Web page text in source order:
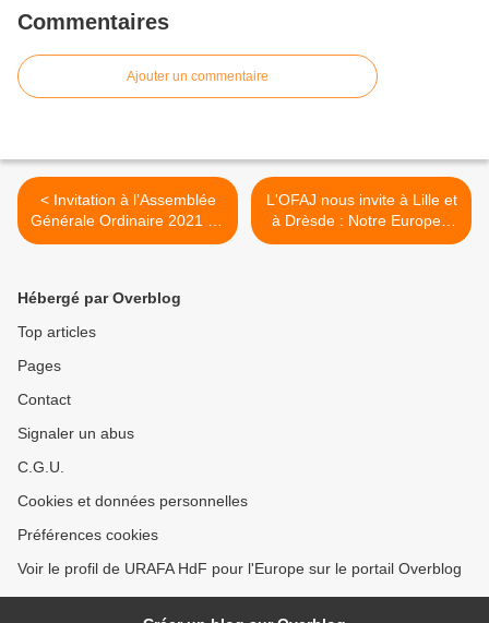
Commentaires
Ajouter un commentaire
< Invitation à l’Assemblée
Générale Ordinaire 2021 de
l’URAFA Hauts-de-France
L'OFAJ nous invite à Lille et
à Drèsde : Notre Europe -
notre avenir ! >
Hébergé par Overblog
Top articles
Pages
Contact
Signaler un abus
C.G.U.
Cookies et données personnelles
Préférences cookies
Voir le profil de URAFA HdF pour l'Europe sur le portail Overblog